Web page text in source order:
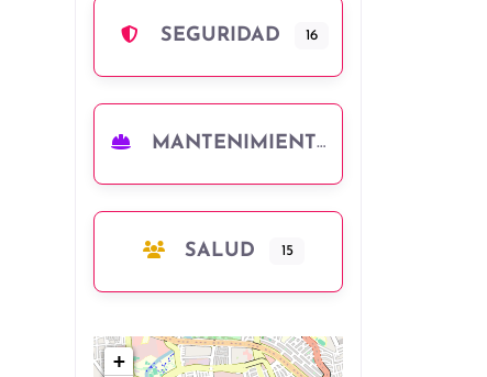
SEGURIDAD 16
MANTENIMIENTO
SALUD 15
+